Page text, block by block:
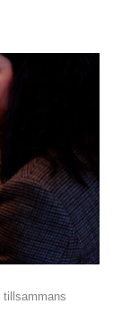
tillsammans